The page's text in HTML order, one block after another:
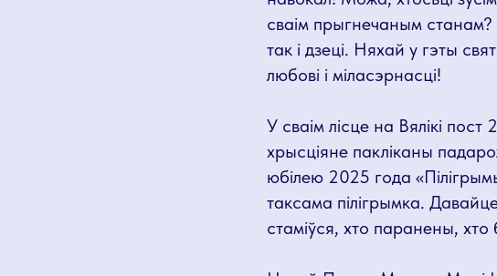
сваім прыгнечаным
так і дзеці. Няхай у гэты
любові і міласэрнасці!
У сваім лісце на Вялікі
хрысціяне пакліканы
юбілею 2025 года
таксама пілігрымка.
стаміўся, хто паранены, хто